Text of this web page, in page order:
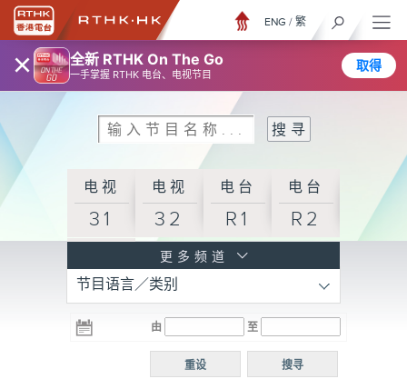
× 全新 RTHK On The Go
一手掌握 RTHK 电台、电视节目
取得
ENG / 繁
电视
31
电视
32
电台
R1
电台
R2
R3
电台 电台
R5
电台
普通
更多频道
节目语言／类别
由 至
搜寻
重设